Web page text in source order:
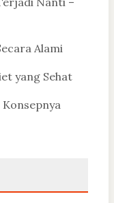
Alami
yang Sehat